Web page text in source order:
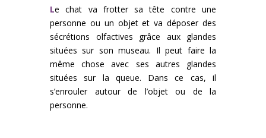
Le chat va frotter sa tête contre une
personne ou un objet et va déposer des
sécrétions olfactives grâce aux glandes
situées sur son museau. Il peut faire la
même chose avec ses autres glandes
situées sur la queue. Dans ce cas, il
s’enrouler autour de l’objet ou de la
personne.